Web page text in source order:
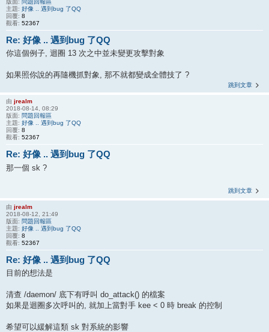
主題: 好像 .. 遇到bug 了QQ
回覆: 8
觀看: 52367
Re: 好像 .. 遇到bug 了QQ
你這個例子, 迴圈 13 次之中並未變更攻擊對象
如果照你說的再隨機抓對象, 那不就都變成全體技了 ?
跳到文章
由 jrealm
2018-08-14, 08:29
版面: 問題回報區
主題: 好像 .. 遇到bug 了QQ
回覆: 8
觀看: 52367
Re: 好像 .. 遇到bug 了QQ
那一個 sk ?
跳到文章
由 jrealm
2018-08-12, 21:49
版面: 問題回報區
主題: 好像 .. 遇到bug 了QQ
回覆: 8
觀看: 52367
Re: 好像 .. 遇到bug 了QQ
目前的想法是
清查 /daemon/ 底下有呼叫 do_attack() 的檔案
如果是迴圈多次呼叫的, 就加上當對手 kee < 0 時 break 的控制
希望可以緩解這類 sk 對系統的影響